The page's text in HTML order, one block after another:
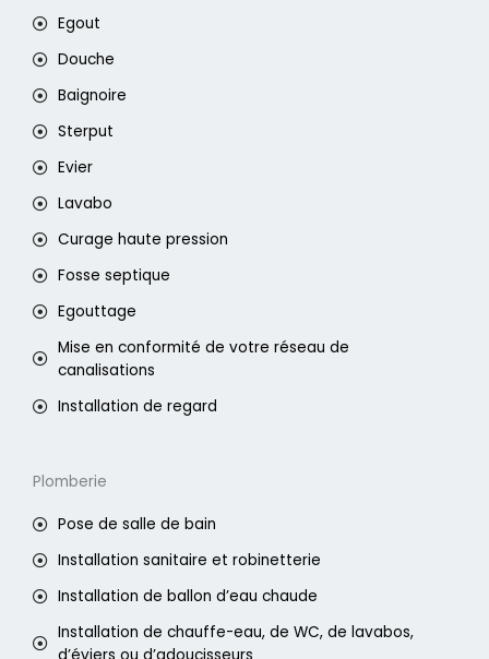
Egout
Douche
Baignoire
Sterput
Evier
Lavabo
Curage haute pression
Fosse septique
Egouttage
Mise en conformité de votre réseau de
canalisations
Installation de regard
Plomberie
Pose de salle de bain
Installation sanitaire et robinetterie
Installation de ballon d’eau chaude
Installation de chauffe-eau, de WC, de lavabos,